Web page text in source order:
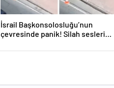
İsrail Başkonsolosluğu’nun
çevresinde panik! Silah sesleri